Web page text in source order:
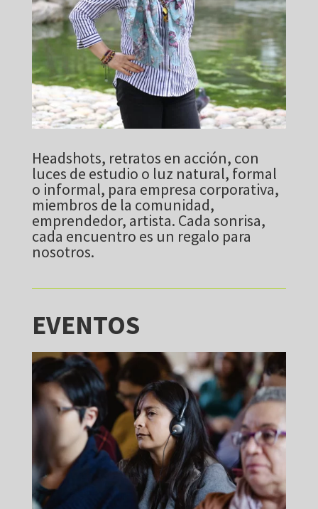
Headshots, retratos en acción, con
luces de estudio o luz natural, formal
o informal, para empresa corporativa,
miembros de la comunidad,
emprendedor, artista. Cada sonrisa,
cada encuentro es un regalo para
nosotros.
EVENTOS